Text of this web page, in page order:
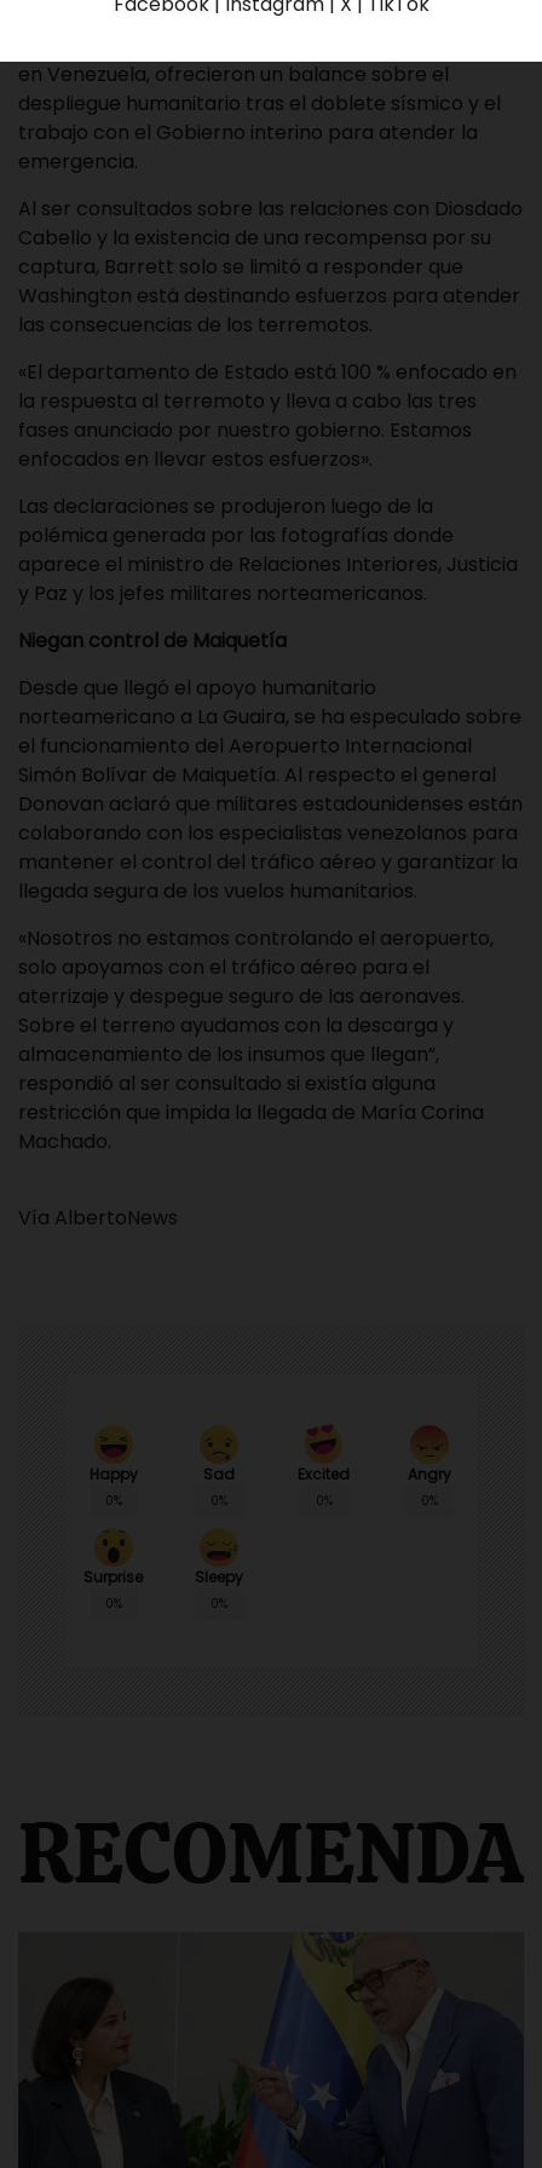
Francis Donova, jefe del Comando Sur y John M.
en Venezuela, ofrecieron un balance sobre el
despliegue humanitario tras el doblete sísmico y el
trabajo con el Gobierno interino para atender la
emergencia.
Al ser consultados sobre las relaciones con Diosdado
Cabello y la existencia de una recompensa por su
captura, Barrett solo se limitó a responder que
Washington está destinando esfuerzos para atender
las consecuencias de los terremotos.
«El departamento de Estado está 100 % enfocado en
la respuesta al terremoto y lleva a cabo las tres
fases anunciado por nuestro gobierno. Estamos
enfocados en llevar estos esfuerzos».
Las declaraciones se produjeron luego de la
polémica generada por las fotografías donde
aparece el ministro de Relaciones Interiores, Justicia
y Paz y los jefes militares norteamericanos.
Niegan control de Maiquetía
Desde que llegó el apoyo humanitario
norteamericano a La Guaira, se ha especulado sobre
el funcionamiento del Aeropuerto Internacional
Simón Bolívar de Maiquetía. Al respecto el general
Donovan aclaró que militares estadounidenses están
colaborando con los especialistas venezolanos para
mantener el control del tráfico aéreo y garantizar la
llegada segura de los vuelos humanitarios.
«Nosotros no estamos controlando el aeropuerto,
solo apoyamos con el tráfico aéreo para el
aterrizaje y despegue seguro de las aeronaves.
Sobre el terreno ayudamos con la descarga y
almacenamiento de los insumos que llegan”,
respondió al ser consultado si existía alguna
restricción que impida la llegada de María Corina
Machado.
Vía AlbertoNews
Happy
0%
Sad
0%
Excited
0%
Angry
0%
Surprise
0%
Sleepy
0%